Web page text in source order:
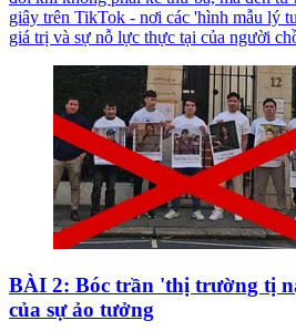
giây trên TikTok - nơi các 'hình mẫu lý
giá trị và sự nỗ lực thực tại của người
BÀI 2: Bóc trần 'thị trường tị
của sự ảo tưởng